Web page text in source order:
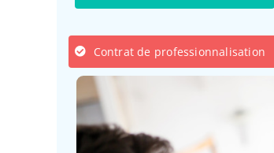
Contrat de professionnalisation